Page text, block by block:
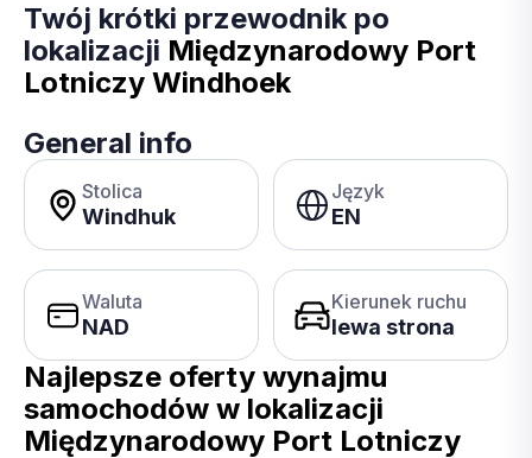
Twój krótki przewodnik po
lokalizacji Międzynarodowy Port
Lotniczy Windhoek
General info
Stolica
Windhuk
Język
EN
Waluta
NAD
Kierunek ruchu
lewa strona
Najlepsze oferty wynajmu
samochodów w lokalizacji
Międzynarodowy Port Lotniczy